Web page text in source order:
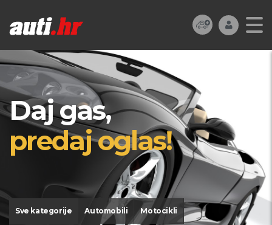
Daj gas,
predaj oglas!
Sve kategorije Automobili Motocikli